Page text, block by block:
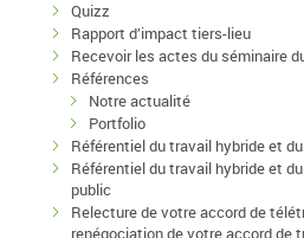
Quizz
Rapport d’impact tiers-lieu
Recevoir les actes du séminaire
Références
Notre actualité
Portfolio
Référentiel du travail hybride et
Référentiel du travail hybride et
public
Relecture de votre accord de
renégociation de votre accord de